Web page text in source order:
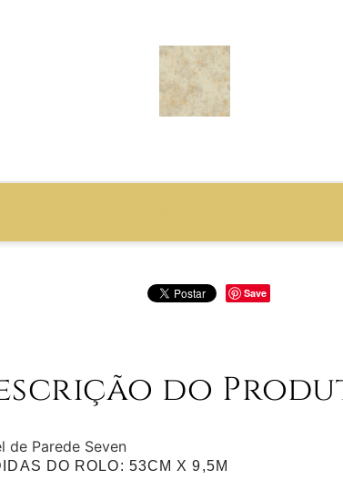
Save
do
de Parede Seven
DO ROLO: 53CM X 9,5M